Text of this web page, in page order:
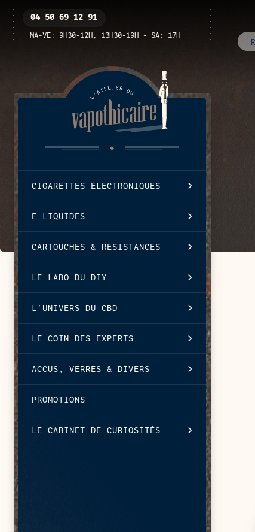
contenu
04 50 69 12 91
MA-VE: 9H30-12H, 13H30-19H - SA: 17H
CIGARETTES ÉLECTRONIQUES
E-LIQUIDES
CARTOUCHES & RÉSISTANCES
LE LABO DU DIY
L’UNIVERS DU CBD
LE COIN DES EXPERTS
ACCUS, VERRES & DIVERS
PROMOTIONS
LE CABINET DE CURIOSITÉS
fermer